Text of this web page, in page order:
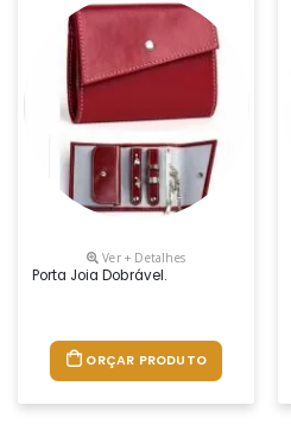
Ver + Detalhes
Porta Joia Dobrável.
ORÇAR PRODUTO